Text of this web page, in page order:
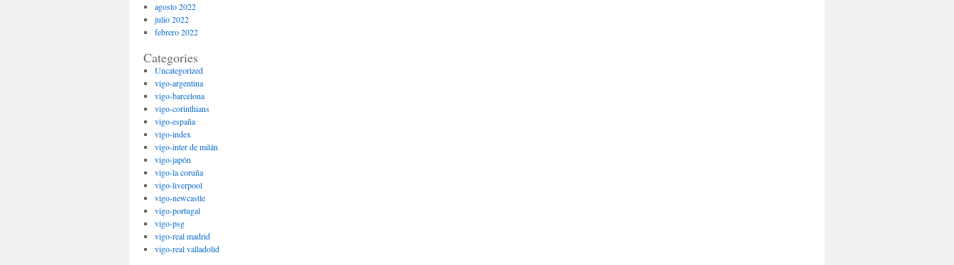
agosto 2022
julio 2022
febrero 2022
Categories
Uncategorized
vigo-argentina
vigo-barcelona
vigo-corinthians
vigo-españa
vigo-index
vigo-inter de milán
vigo-japón
vigo-la coruña
vigo-liverpool
vigo-newcastle
vigo-portugal
vigo-psg
vigo-real madrid
vigo-real valladolid